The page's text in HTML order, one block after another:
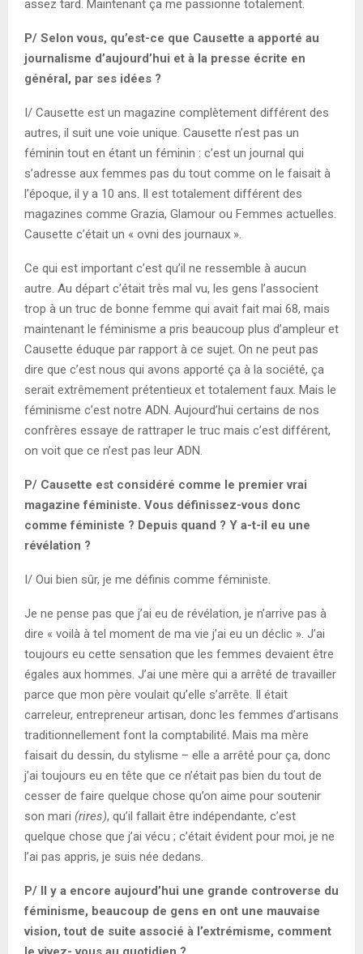
assez tard. Maintenant ça me passionne totalement.
P/ Selon vous, qu’est-ce que Causette a apporté au
journalisme d’aujourd’hui et à la presse écrite en
général, par ses idées ?
I/ Causette est un magazine complètement différent des
autres, il suit une voie unique. Causette n’est pas un
féminin tout en étant un féminin : c’est un journal qui
s’adresse aux femmes pas du tout comme on le faisait à
l’époque, il y a 10 ans. Il est totalement différent des
magazines comme Grazia, Glamour ou Femmes actuelles.
Causette c’était un « ovni des journaux ».
Ce qui est important c’est qu’il ne ressemble à aucun
autre. Au départ c’était très mal vu, les gens l’associent
trop à un truc de bonne femme qui avait fait mai 68, mais
maintenant le féminisme a pris beaucoup plus d’ampleur et
Causette éduque par rapport à ce sujet. On ne peut pas
dire que c’est nous qui avons apporté ça à la société, ça
serait extrêmement prétentieux et totalement faux. Mais le
féminisme c’est notre ADN. Aujourd’hui certains de nos
confrères essaye de rattraper le truc mais c’est différent,
on voit que ce n’est pas leur ADN.
P/ Causette est considéré comme le premier vrai
magazine féministe. Vous définissez-vous donc
comme féministe ? Depuis quand ? Y a-t-il eu une
révélation ?
I/ Oui bien sûr, je me définis comme féministe.
Je ne pense pas que j’ai eu de révélation, je n’arrive pas à
dire « voilà à tel moment de ma vie j’ai eu un déclic ». J’ai
toujours eu cette sensation que les femmes devaient être
égales aux hommes. J’ai une mère qui a arrêté de travailler
parce que mon père voulait qu’elle s’arrête. Il était
carreleur, entrepreneur artisan, donc les femmes d’artisans
traditionnellement font la comptabilité. Mais ma mère
faisait du dessin, du stylisme – elle a arrêté pour ça, donc
j’ai toujours eu en tête que ce n’était pas bien du tout de
cesser de faire quelque chose qu’on aime pour soutenir
son mari (rires), qu’il fallait être indépendante, c’est
quelque chose que j’ai vécu ; c’était évident pour moi, je ne
l’ai pas appris, je suis née dedans.
P/ Il y a encore aujourd’hui une grande controverse du
féminisme, beaucoup de gens en ont une mauvaise
vision, tout de suite associé à l’extrémisme, comment